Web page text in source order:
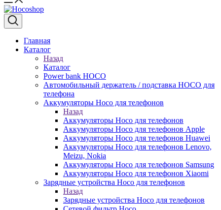
Главная
Каталог
Назад
Каталог
Power bank HOCO
Автомобильный держатель / подставка HOCO для
телефона
Аккумуляторы Hoco для телефонов
Назад
Аккумуляторы Hoco для телефонов
Аккумуляторы Hoco для телефонов Apple
Аккумуляторы Hoco для телефонов Huawei
Аккумуляторы Hoco для телефонов Lenovo,
Meizu, Nokia
Аккумуляторы Hoco для телефонов Samsung
Аккумуляторы Hoco для телефонов Xiaomi
Зарядные устройства Hoco для телефонов
Назад
Зарядные устройства Hoco для телефонов